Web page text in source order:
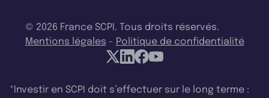
© 2026 France SCPI. Tous droits réservés.
Mentions légales - Politique de confidentialité
*Investir en SCPI doit s’effectuer sur le long terme :